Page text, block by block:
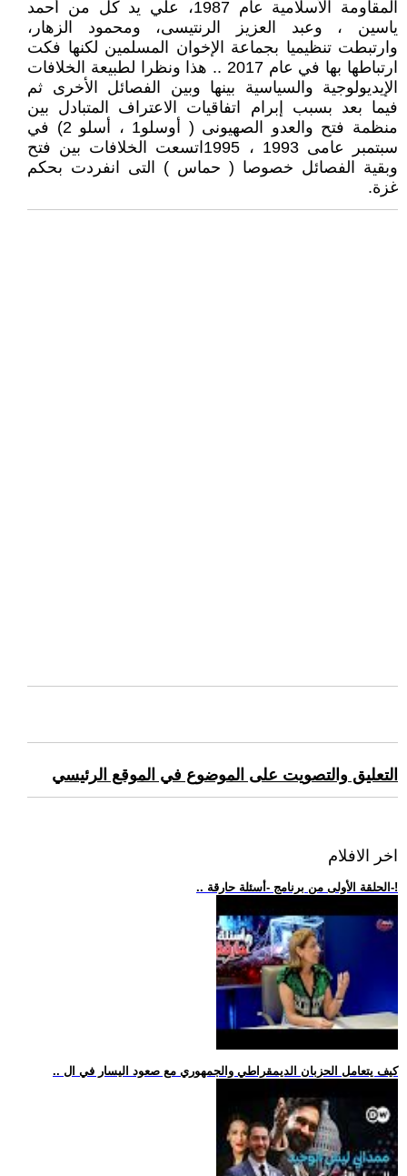
المقاومة الأسلامية عام 1987، علي يد كل من أحمد
ياسين ، وعبد العزيز الرنتيسى، ومحمود الزهار،
وارتبطت تنظيميا بجماعة الإخوان المسلمين لكنها فكت
ارتباطها بها في عام 2017 .. هذا ونظرا لطبيعة الخلافات
الإيديولوجية والسياسية بينها وبين الفصائل الأخرى ثم
فيما بعد بسبب إبرام اتفاقيات الاعتراف المتبادل بين
منظمة فتح والعدو الصهيونى ( أوسلو1 ، أسلو 2) في
سبتمبر عامى 1993 ، 1995اتسعت الخلافات بين فتح
وبقية الفصائل خصوصا ( حماس ) التى انفردت بحكم
غزة.
التعليق والتصويت على الموضوع في الموقع الرئيسي
اخر الافلام
.. الحلقة الأولى من برنامج -أسئلة حارقة-!
.. كيف يتعامل الحزبان الديمقراطي والجمهوري مع صعود اليسار في ال